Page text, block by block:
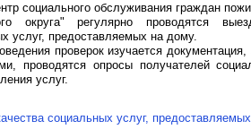
социального обслуживания граждан
округа" регулярно проводятся
услуг, предоставляемых на дому.
проверок изучается
проводятся опросы получателей
услуг.
социальных услуг,